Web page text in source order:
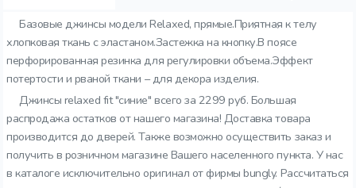
Базовые джинсы модели Relaxed, прямые.Приятная к телу
хлопковая ткань с эластаном.Застежка на кнопку.В поясе
перфорированная резинка для регулировки объема.Эффект
потертости и рваной ткани – для декора изделия.
Джинсы relaxed fit "синие" всего за 2299 руб. Большая
распродажа остатков от нашего магазина! Доставка товара
производится до дверей. Также возможно осуществить заказ и
получить в розничном магазине Вашего населенного пункта. У нас
в каталоге исключительно оригинал от фирмы bungly. Рассчитаться